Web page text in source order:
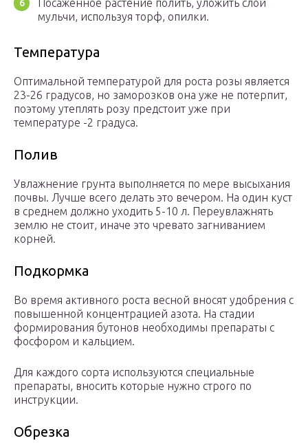
Посаженное растение полить, уложить слой
мульчи, используя торф, опилки.
Температура
Оптимальной температурой для роста розы является
23-26 градусов, но заморозков она уже не потерпит,
поэтому утеплять розу предстоит уже при
температуре -2 градуса.
Полив
Увлажнение грунта выполняется по мере высыхания
почвы. Лучше всего делать это вечером. На один куст
в среднем должно уходить 5-10 л. Переувлажнять
землю не стоит, иначе это чревато загниванием
корней.
Подкормка
Во время активного роста весной вносят удобрения с
повышенной концентрацией азота. На стадии
формирования бутонов необходимы препараты с
фосфором и кальцием.
Для каждого сорта используются специальные
препараты, вносить которые нужно строго по
инструкции.
Обрезка